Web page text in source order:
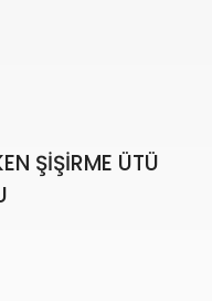
ŞİŞİRME ÜTÜ